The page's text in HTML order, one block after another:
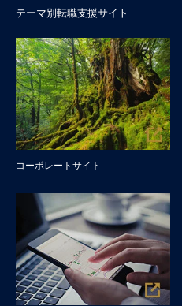
テーマ別転職支援サイト
コーポレートサイト